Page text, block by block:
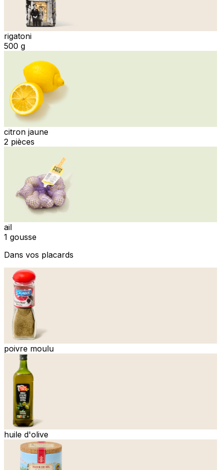
rigatoni
500 g
citron jaune
2 pièces
ail
1 gousse
Dans vos placards
poivre moulu
huile d'olive